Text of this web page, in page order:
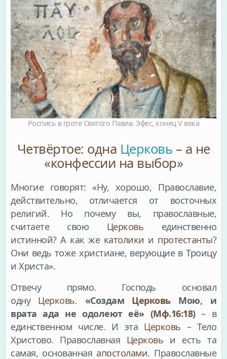
Роспись в гроте Святого Павла. Эфес, конец V века
Четвёртое: одна Церковь – а не
«конфессии на выбор»
Многие говорят: «Ну, хорошо, Православие,
действительно, отличается от восточных
религий. Но почему вы, православные,
считаете свою Церковь единственно
истинной? А как же католики и протестанты?
Они ведь тоже христиане, верующие в Троицу
и Христа».
Отвечу прямо. Господь основал
одну Церковь. «Создам ЦерковьМою, и
врата ада не одолеют её» (Мф.16:18)– в
единственном числе. И эта Церковь – Тело
Христово. Православная Церковь и есть та
самая, основанная апостолами. Православные